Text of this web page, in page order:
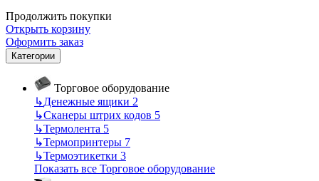
Продолжить покупки
Открыть корзину
Оформить заказ
Категории
Торговое оборудование
↳Денежные ящики 2
↳Сканеры штрих кодов 5
↳Термолента 5
↳Термопринтеры 7
↳Термоэтикетки 3
Показать все Торговое оборудование